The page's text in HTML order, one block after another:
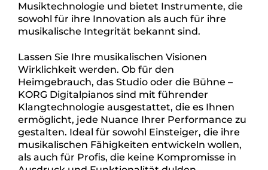
Musiktechnologie und bietet Instrumente, die
sowohl für ihre Innovation als auch für ihre
musikalische Integrität bekannt sind.
Lassen Sie Ihre musikalischen Visionen
Wirklichkeit werden. Ob für den
Heimgebrauch, das Studio oder die Bühne –
KORG Digitalpianos sind mit führender
Klangtechnologie ausgestattet, die es Ihnen
ermöglicht, jede Nuance Ihrer Performance zu
gestalten. Ideal für sowohl Einsteiger, die ihre
musikalischen Fähigkeiten entwickeln wollen,
als auch für Profis, die keine Kompromisse in